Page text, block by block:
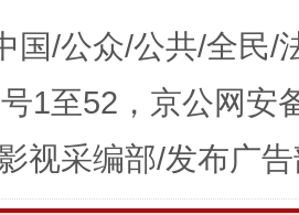
国/公众/公共/全民/
1至52，京公网安
视采编部/发布广